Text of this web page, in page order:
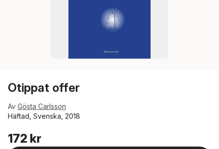
Otippat offer
Av Gösta Carlsson
Häftad, Svenska, 2018
172 kr